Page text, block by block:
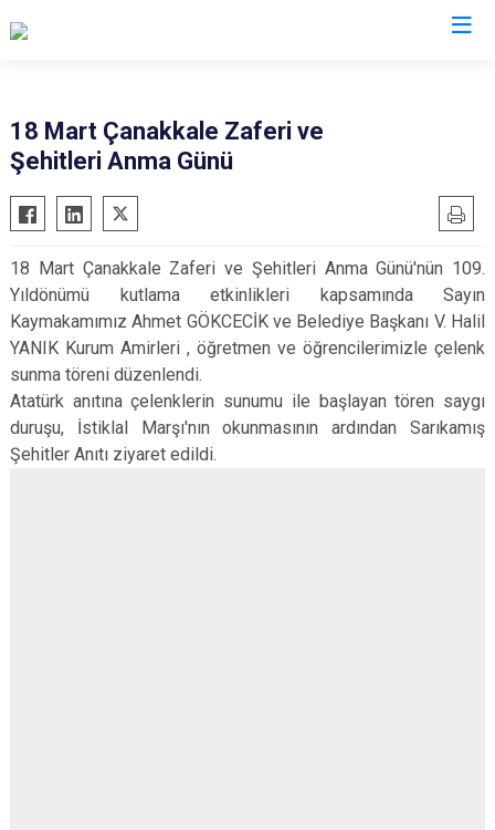
Aşkale
Çat
Horasan
Aziziye
İspir
Karaçoban
Karayazı
Köprüköy
Pazaryolu
Şenkaya
Tekman
Uzundere
18 Mart Çanakkale Zaferi ve
Şehitleri Anma Günü
18 Mart Çanakkale Zaferi ve Şehitleri Anma Günü'nün 109.
Yıldönümü kutlama etkinlikleri kapsamında Sayın
Kaymakamımız Ahmet GÖKCECİK ve Belediye Başkanı V. Halil
YANIK Kurum Amirleri , öğretmen ve öğrencilerimizle çelenk
sunma töreni düzenlendi.
Atatürk anıtına çelenklerin sunumu ile başlayan tören saygı
duruşu, İstiklal Marşı'nın okunmasının ardından Sarıkamış
Şehitler Anıtı ziyaret edildi.